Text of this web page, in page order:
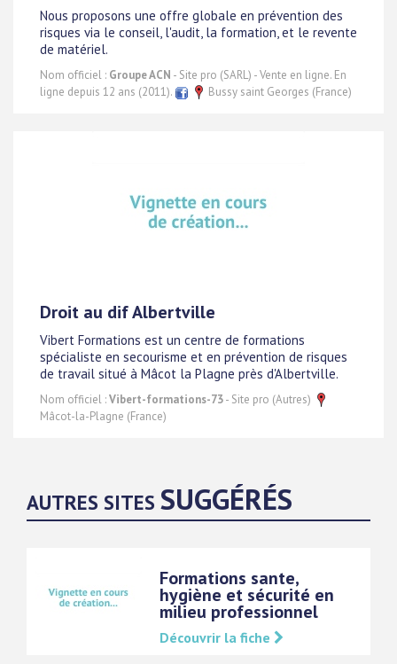
Nous proposons une offre globale en prévention des
risques via le conseil, l'audit, la formation, et le revente
de matériel.
Nom officiel : Groupe ACN - Site pro (SARL) - Vente en ligne. En
ligne depuis 12 ans (2011).
Bussy saint Georges (France)
Droit au dif Albertville
Vibert Formations est un centre de formations
spécialiste en secourisme et en prévention de risques
de travail situé à Mâcot la Plagne près d'Albertville.
Nom officiel :Vibert-formations-73- Site pro (Autres)
Mâcot-la-Plagne (France)
AUTRES SITES SUGGÉRÉS
Formations sante,
hygiène et sécurité en
milieu professionnel
Découvrir la fiche